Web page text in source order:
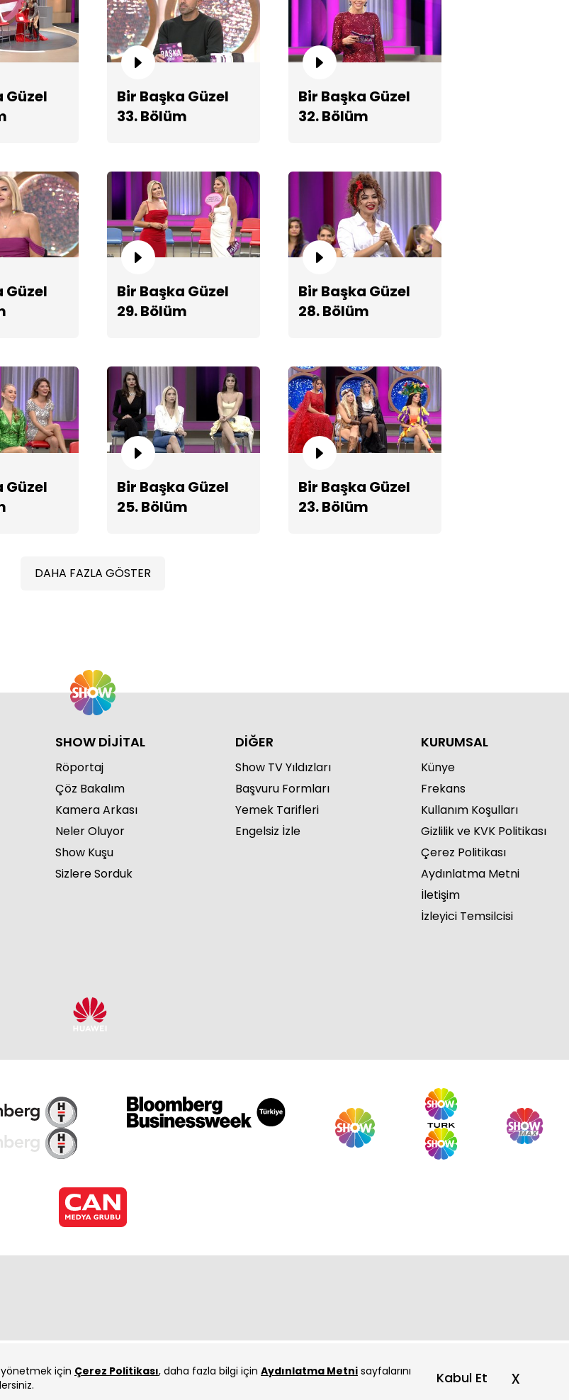
Dilşah Ebrar’ın elenmesini
halayla kutluyor!
Dilşah'ın "bot, kemer ve çanta
Güzeller'e şampiyonluk için bir
şans daha!
Güzel
Bir Başka Güzel
33. Bölüm
Bir Başka Güzel
32. Bölüm
Güzel
Bir Başka Güzel
29. Bölüm
Bir Başka Güzel
28. Bölüm
Güzel
Bir Başka Güzel
25. Bölüm
Bir Başka Güzel
23. Bölüm
DAHA FAZLA GÖSTER
için Çerez Politikası, daha fazla bilgi için Aydınlatma Metni sayfalarını
Kabul Et x
SHOW DİJİTAL
Röportaj
Çöz Bakalım
Kamera Arkası
Neler Oluyor
Show Kuşu
Sizlere Sorduk
DİĞER
Show TV Yıldızları
Başvuru Formları
Yemek Tarifleri
Engelsiz İzle
KURUMSAL
Künye
Frekans
Kullanım Koşulları
Gizlilik ve KVK Politikası
Çerez Politikası
Aydınlatma Metni
İletişim
İzleyici Temsilcisi